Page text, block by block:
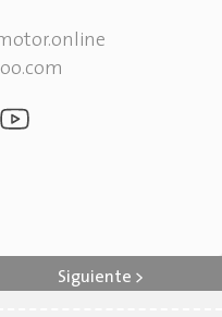
Siguiente >